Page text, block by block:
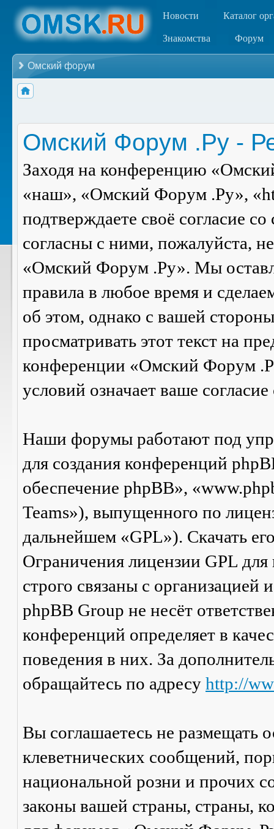
Новости Каталог
Знакомства Форум
Омский форум
Омский Форум .Ру -
Заходя на конференцию
«наш», «Омский Форум .Ру»,
подтверждаете своё согласие
согласны с ними, пожалуйста,
«Омский Форум .Ру». Мы
правила в любое время и
об этом, однако с вашей
просматривать этот текст на
конференции «Омский Форум
условий означает ваше
Наши форумы работают под
для создания конференций
обеспечение phpBB»,
Teams»), выпущенного по
дальнейшем «GPL»). Скачать
Ограничения лицензии GPL
строго связаны с
phpBB Group не несёт
конференций определяет в
поведения в них. За
обращайтесь по адресу http://
Вы соглашаетесь не размещать
клеветнических сообщений,
национальной розни и прочих
законы вашей страны, страны,